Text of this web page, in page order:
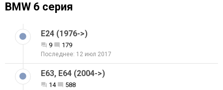
BMW 6 серия
E24 (1976->)
9 179
12 июл 2017
E63, E64 (2004->)
14 588